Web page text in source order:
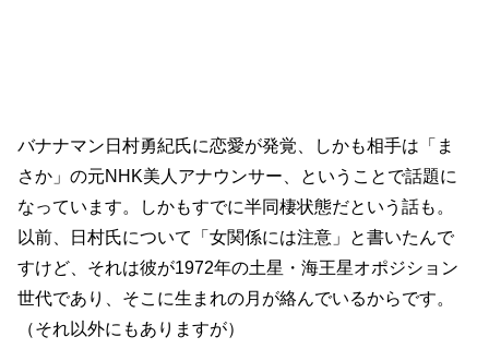
バナナマン日村勇紀氏に恋愛が発覚、しかも相手は「ま
さか」の元NHK美人アナウンサー、ということで話題に
なっています。しかもすでに半同棲状態だという話も。
以前、日村氏について「女関係には注意」と書いたんで
すけど、それは彼が1972年の土星・海王星オポジション
世代であり、そこに生まれの月が絡んでいるからです。
（それ以外にもありますが）